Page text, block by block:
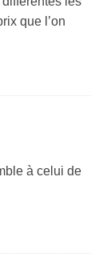
que l’on
à celui de